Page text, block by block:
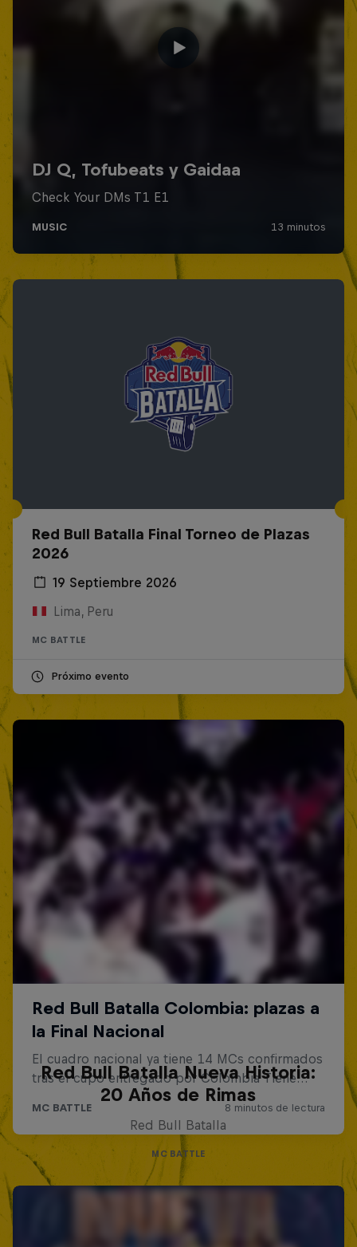
Red Bull Batalla Final Torneo de Plazas
2026
19 Septiembre 2026
Lima, Peru
MC BATTLE
Próximo evento
Red Bull Batalla Nueva Historia:
20 Años de Rimas
Red Bull Batalla
MC BATTLE